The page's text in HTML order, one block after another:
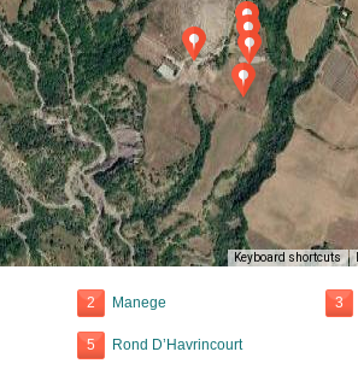
Keyboard shortcuts
2 Manege 3
5 Rond D’Havrincourt